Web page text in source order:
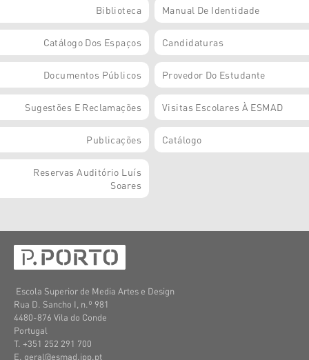
Biblioteca Manual De Identidade
Catálogo Dos Espaços Candidaturas
Documentos Públicos Provedor Do Estudante
Sugestões E Reclamações Visitas Escolares À ESMAD
Publicações Catálogo
Reservas Auditório Luís
Soares
Escola Superior de Media Artes e Design
Rua D. Sancho I, n.º 981
4480-876 Vila do Conde
Portugal
T. +351 252 291 700
E. geral@esmad.ipp.pt